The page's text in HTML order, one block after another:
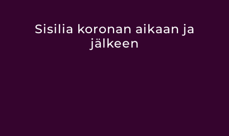
Sisilia koronan aikaan ja
jälkeen